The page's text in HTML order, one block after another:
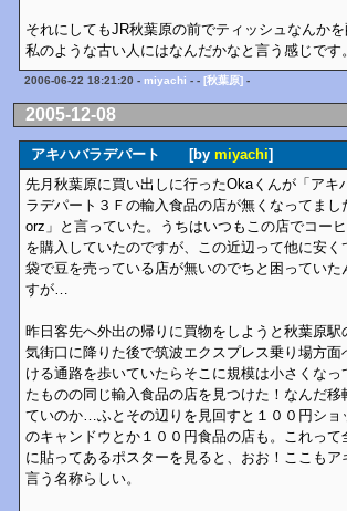
それにしてもJR秋葉原の前でティッシュなんか
私のような古い人にはなんだかなと言う感じです。
2006-06-22 18:21:20 - miyachi - - [秋葉原] -
2005-12-08
アキハバラデパート [by miyachi]
先月秋葉原に買い出しに行ったOkaくんが「アキ
ラデパート３Ｆの輸入食品の店が無くなってまし
orz」と言っていた。うちはいつもこの店でコー
を購入していたのですが、この近辺って他に安く
袋で豆を売っている店が無いのでちと困っていた
すが…
昨日客先へ外出の帰りに買物をしようと秋葉原駅
気街口に降りた後で筑波エクスプレス乗り場方面
ける通路を歩いていたらそこに規模は小さくなっ
たものの同じ輸入食品の店を見つけた！なんだ移
ていのか…ふとその辺りを見回すと１００円ショ
のキャンドウとか１００円食品の店も。これっ
に貼ってあるポスターを見ると、おお！ここも
言う名称らしい。